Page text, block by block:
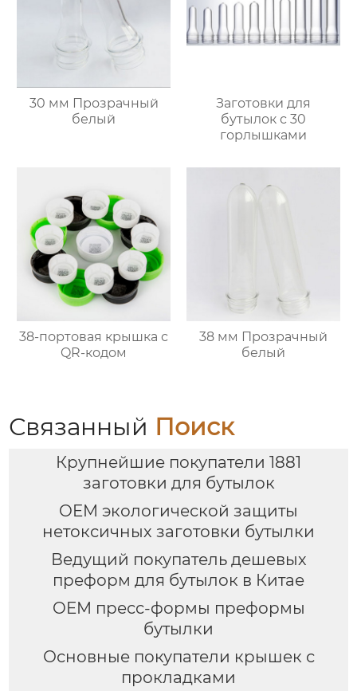
30 мм Прозрачный
белый
Заготовки для
бутылок с 30
горлышками
38-портовая крышка с
QR-кодом
38 мм Прозрачный
белый
Связанный Поиск
Крупнейшие покупатели 1881
заготовки для бутылок
OEM экологической защиты
нетоксичных заготовки бутылки
Ведущий покупатель дешевых
преформ для бутылок в Китае
OEM пресс-формы преформы
бутылки
Основные покупатели крышек с
прокладками